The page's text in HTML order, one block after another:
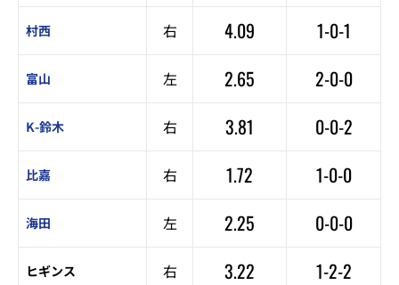
村西 右 4.09 1-0-1
富山 左 2.65 2-0-0
K-鈴木 右 3.81 0-0-2
比嘉 右 1.72 1-0-0
海田 左 2.25 0-0-0
ヒギンス 右 3.22 1-2-2